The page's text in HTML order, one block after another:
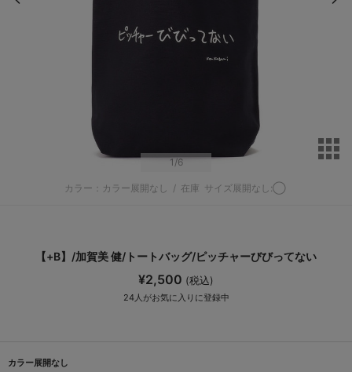
1 /6
カラー：カラー展開なし / 在庫 サイズ展開なし:◯
【+B】/加賀美 健/トートバッグ/ピッチャーびびってない
¥2,500 (税込)
24 人がお気に入りに登録中
カラー展開なし